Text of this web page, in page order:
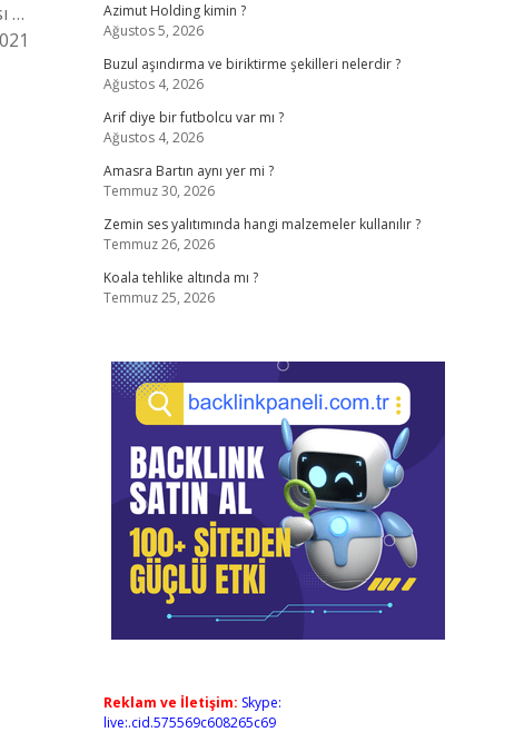
…
Azimut Holding kimin ?
Ağustos 5, 2026
Buzul aşındırma ve biriktirme şekilleri nelerdir ?
Ağustos 4, 2026
Arif diye bir futbolcu var mı ?
Ağustos 4, 2026
Amasra Bartın aynı yer mi ?
Temmuz 30, 2026
Zemin ses yalıtımında hangi malzemeler kullanılır ?
Temmuz 26, 2026
Koala tehlike altında mı ?
Temmuz 25, 2026
Reklam ve İletişim: Skype:
live:.cid.575569c608265c69